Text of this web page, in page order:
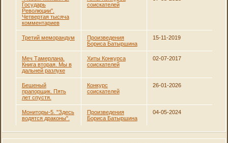
Государь
Революции".
Четвертая тысяча
комментариев
соискателей
Третий меморандум
Произведения
Бориса Батыршина
15-11-2019
Меч Тамерлана.
Книга вторая. Мы в
дальней разлуке
Хиты Конкурса
соискателей
02-07-2017
Бешеный
прапорщик. Пять
лет спустя.
Конкурс
соискателей
26-01-2026
Мониторы-5. "Здесь
водятся драконы".
Произведения
Бориса Батыршина
04-05-2024